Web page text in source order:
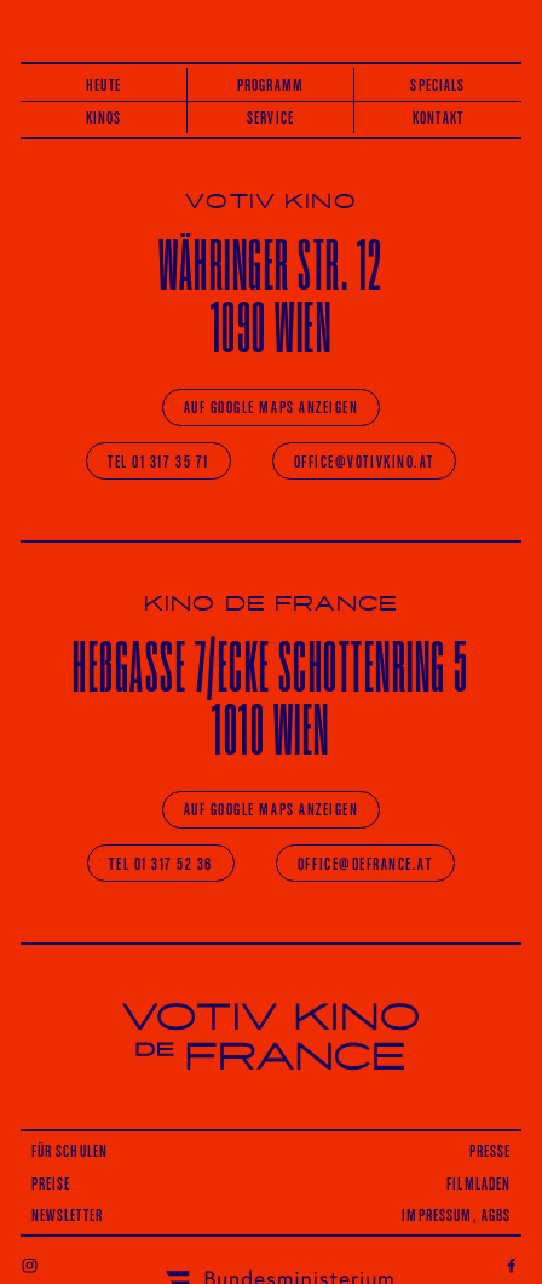
HEUTE PROGRAMM
SPECIALS
KINOS
SERVICE KONTAKT
VOTIV KINO
WÄHRINGERSTR. 12
1090 WIEN
AUF GOOGLE MAPS ANZEIGEN
TEL 01 317 35 71 OFFICE@VOTIVKINO.AT
KINO DE FRANCE
HEßGASSE 7/ECKESCHOTTENRING 5
1010 WIEN
AUF GOOGLE MAPS ANZEIGEN
TEL 01 317 52 36 OFFICE@DEFRANCE.AT
Votiv Kino und Kino De France in Wien
FÜR SCHULEN
PRESSE
PREISE
FILMLADEN
NEWSLETTER IMPRESSUM, AGBS